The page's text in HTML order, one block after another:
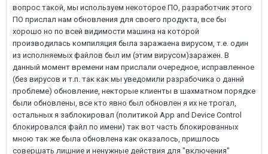
вопрос такой, мы используем некоторое ПО, разработчик этого
ПО прислал нам обновления для своего продукта, все бы
хорошо но по всей видимости машина на которой
производилась компиляция была заражаена вирусом, т.е. один
из исполняемых файлов был им (этим вирусом)заражен. В
данный момент времени нам прислали очередное, исправленное
(без вирусов и т.п. так как мы уведомили разрабочика о даннй
проблеме) обновление, некторые клиенты в шахматном порядке
были обновлены, все кто явно был обновлен я их не трогал,
остальных я заблокировал (политикой App and Device Control
блокировался файл по имени) так вот часть блокированных
мною так же была обновлена как оказалось, пришлось
совершать лишние и ненужные действия для "включения"